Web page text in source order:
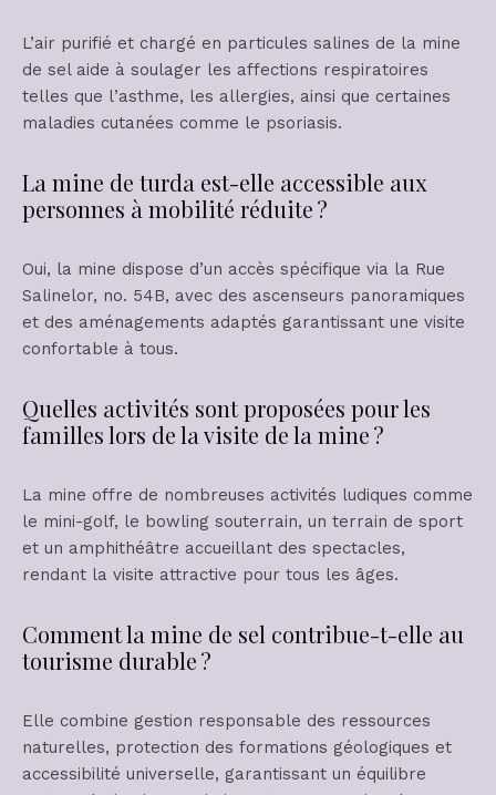
L’air purifié et chargé en particules salines de la mine
de sel aide à soulager les affections respiratoires
telles que l’asthme, les allergies, ainsi que certaines
maladies cutanées comme le psoriasis.
La mine de turda est-elle accessible aux
personnes à mobilité réduite ?
Oui, la mine dispose d’un accès spécifique via la Rue
Salinelor, no. 54B, avec des ascenseurs panoramiques
et des aménagements adaptés garantissant une visite
confortable à tous.
Quelles activités sont proposées pour les
familles lors de la visite de la mine ?
La mine offre de nombreuses activités ludiques comme
le mini-golf, le bowling souterrain, un terrain de sport
et un amphithéâtre accueillant des spectacles,
rendant la visite attractive pour tous les âges.
Comment la mine de sel contribue-t-elle au
tourisme durable ?
Elle combine gestion responsable des ressources
naturelles, protection des formations géologiques et
accessibilité universelle, garantissant un équilibre